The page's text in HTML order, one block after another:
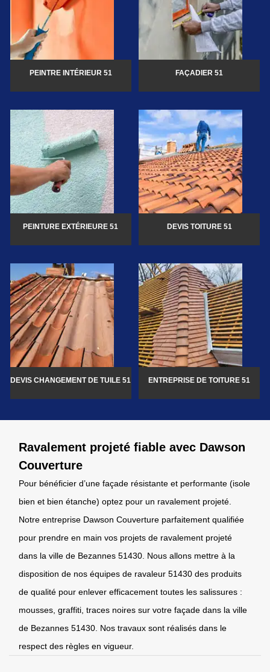
PEINTRE INTÉRIEUR 51 FAÇADIER 51
PEINTURE EXTÉRIEURE 51 DEVIS TOITURE 51
DEVIS CHANGEMENT DE TUILE 51 ENTREPRISE DE TOITURE 51
Ravalement projeté fiable avec Dawson
Couverture
Pour bénéficier d’une façade résistante et performante (isole
bien et bien étanche) optez pour un ravalement projeté.
Notre entreprise Dawson Couverture parfaitement qualifiée
pour prendre en main vos projets de ravalement projeté
dans la ville de Bezannes 51430. Nous allons mettre à la
disposition de nos équipes de ravaleur 51430 des produits
de qualité pour enlever efficacement toutes les salissures :
mousses, graffiti, traces noires sur votre façade dans la ville
de Bezannes 51430. Nos travaux sont réalisés dans le
respect des règles en vigueur.